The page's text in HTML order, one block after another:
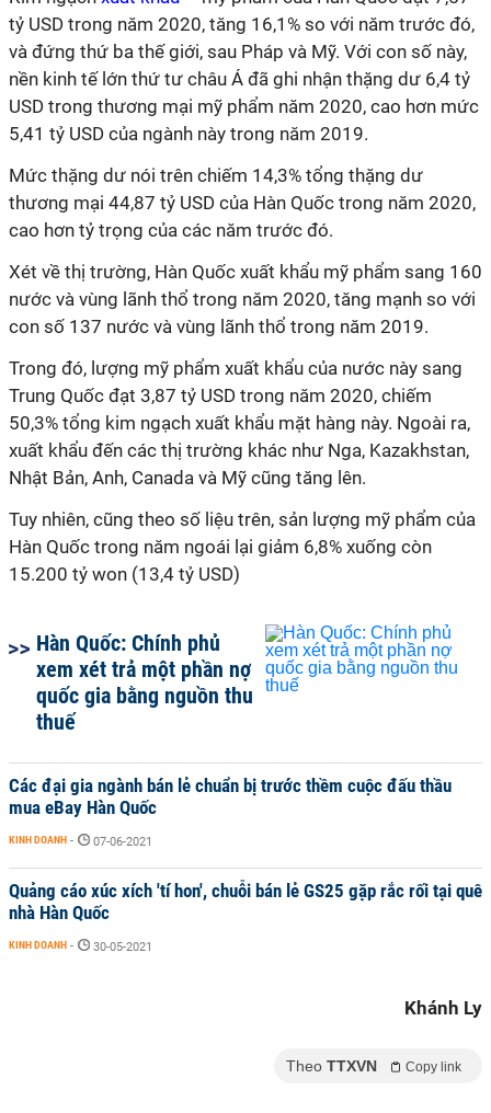
tỷ USD trong năm 2020, tăng 16,1% so với năm trước đó,
và đứng thứ ba thế giới, sau Pháp và Mỹ. Với con số này,
nền kinh tế lớn thứ tư châu Á đã ghi nhận thặng dư 6,4 tỷ
USD trong thương mại mỹ phẩm năm 2020, cao hơn mức
5,41 tỷ USD của ngành này trong năm 2019.
Mức thặng dư nói trên chiếm 14,3% tổng thặng dư
thương mại 44,87 tỷ USD của Hàn Quốc trong năm 2020,
cao hơn tỷ trọng của các năm trước đó.
Xét về thị trường, Hàn Quốc xuất khẩu mỹ phẩm sang 160
nước và vùng lãnh thổ trong năm 2020, tăng mạnh so với
con số 137 nước và vùng lãnh thổ trong năm 2019.
Trong đó, lượng mỹ phẩm xuất khẩu của nước này sang
Trung Quốc đạt 3,87 tỷ USD trong năm 2020, chiếm
50,3% tổng kim ngạch xuất khẩu mặt hàng này. Ngoài ra,
xuất khẩu đến các thị trường khác như Nga, Kazakhstan,
Nhật Bản, Anh, Canada và Mỹ cũng tăng lên.
Tuy nhiên, cũng theo số liệu trên, sản lượng mỹ phẩm của
Hàn Quốc trong năm ngoái lại giảm 6,8% xuống còn
15.200 tỷ won (13,4 tỷ USD)
Hàn Quốc: Chính phủ
xem xét trả một phần nợ
quốc gia bằng nguồn thu
thuế
Các đại gia ngành bán lẻ chuẩn bị trước thềm cuộc đấu thầu
mua eBay Hàn Quốc
KINH DOANH - 07-06-2021
Quảng cáo xúc xích 'tí hon', chuỗi bán lẻ GS25 gặp rắc rối tại quê
nhà Hàn Quốc
KINH DOANH - 30-05-2021
Khánh Ly
Theo TTXVN Copy link